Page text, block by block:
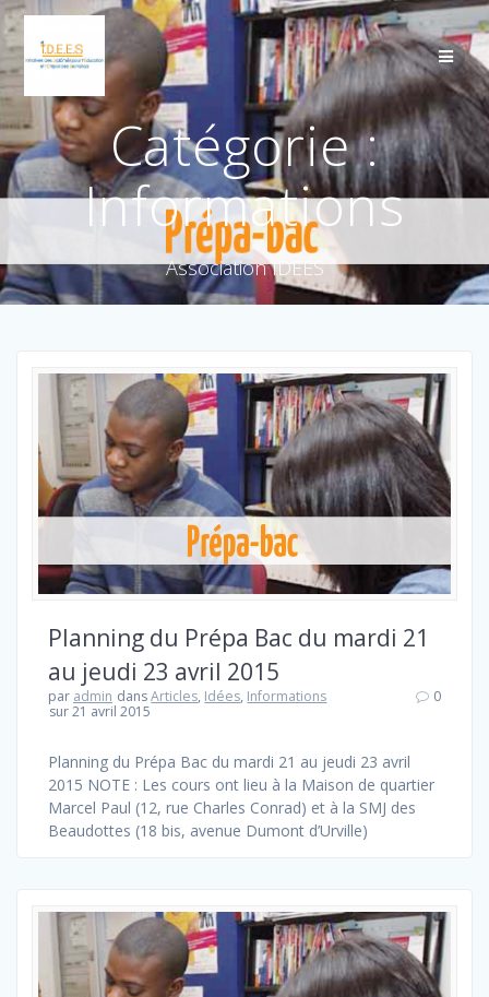
Catégorie :
Informations
Association IDEES
Planning du Prépa Bac du mardi 21
au jeudi 23 avril 2015
par admin dansArticles, Idées, Informations
sur 21 avril 2015
0
Planning du Prépa Bac du mardi 21 au jeudi 23 avril
2015 NOTE : Les cours ont lieu à la Maison de quartier
Marcel Paul (12, rue Charles Conrad) et à la SMJ des
Beaudottes (18 bis, avenue Dumont d’Urville)